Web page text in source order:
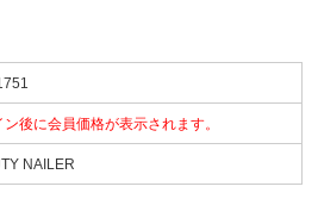
ン後に会員価格が表示されます。
NAILER